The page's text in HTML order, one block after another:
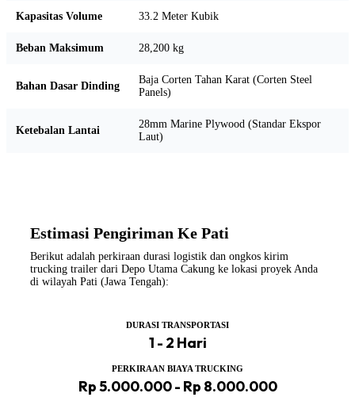
Kapasitas Volume 33.2 Meter Kubik
Beban Maksimum 28,200 kg
Bahan Dasar Dinding
Baja Corten Tahan Karat (Corten Steel
Panels)
Ketebalan Lantai
28mm Marine Plywood (Standar Ekspor
Laut)
Estimasi Pengiriman Ke Pati
Berikut adalah perkiraan durasi logistik dan ongkos kirim
trucking trailer dari Depo Utama Cakung ke lokasi proyek Anda
di wilayah Pati (Jawa Tengah):
DURASI TRANSPORTASI
1 - 2 Hari
PERKIRAAN BIAYA TRUCKING
Rp 5.000.000 - Rp 8.000.000